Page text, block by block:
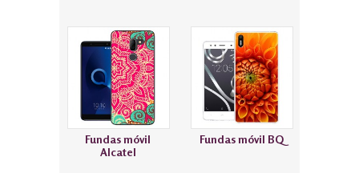
Fundas móvil
Alcatel
Fundas móvil BQ